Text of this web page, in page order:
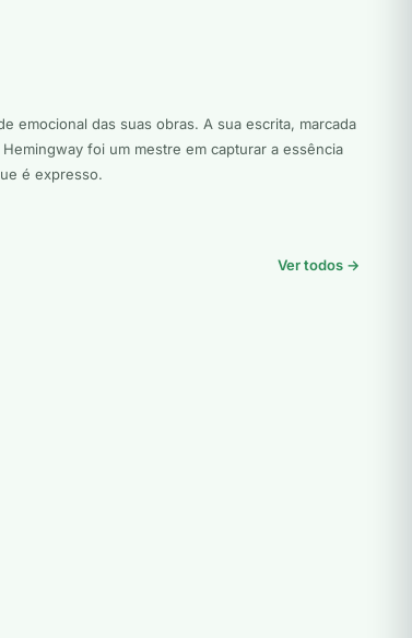
emocional das suas obras. A sua escrita, marcada
foi um mestre em capturar a essência
é expresso.
Ver todos →